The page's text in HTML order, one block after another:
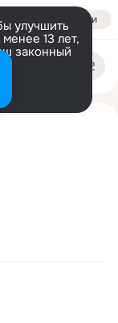
Войти
улучшить
13 лет,
законный